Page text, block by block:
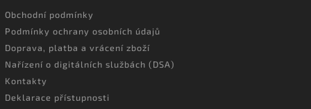
Obchodní podmínky
Podmínky ochrany osobních údajů
Doprava, platba a vrácení zboží
Nařízení o digitálních službách (DSA)
Kontakty
Deklarace přístupnosti